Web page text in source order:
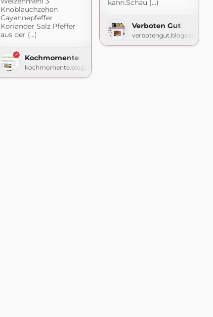
kann.Schau (...)
Verboten Gut
verbotengut.blogspot.com
Knoblauchzehen
Cayennepfeffer
Koriander Salz Pfeffer
aus der (...)
Kochmomente
kochmomente.blogspot.com